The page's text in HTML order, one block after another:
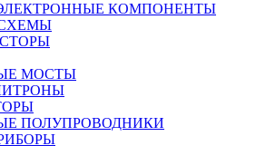
КОМПОНЕНТЫ
МОСТЫ
ПОЛУПРОВОДНИКИ